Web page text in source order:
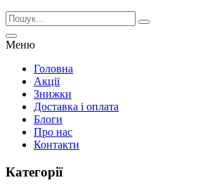
Меню
Головна
Акції
Знижки
Доставка і оплата
Блоги
Про нас
Контакти
Категорії